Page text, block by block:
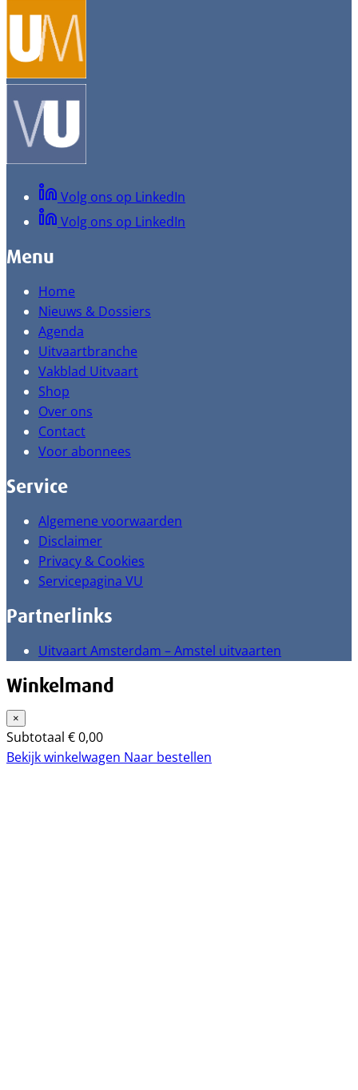
Volg ons op LinkedIn
Volg ons op LinkedIn
Menu
Home
Nieuws & Dossiers
Agenda
Uitvaartbranche
Vakblad Uitvaart
Shop
Over ons
Contact
Voor abonnees
Service
Algemene voorwaarden
Disclaimer
Privacy & Cookies
Servicepagina VU
Partnerlinks
Uitvaart Amsterdam – Amstel uitvaarten
Winkelmand
×
Subtotaal €0,00
Bekijk winkelwagen Naar bestellen